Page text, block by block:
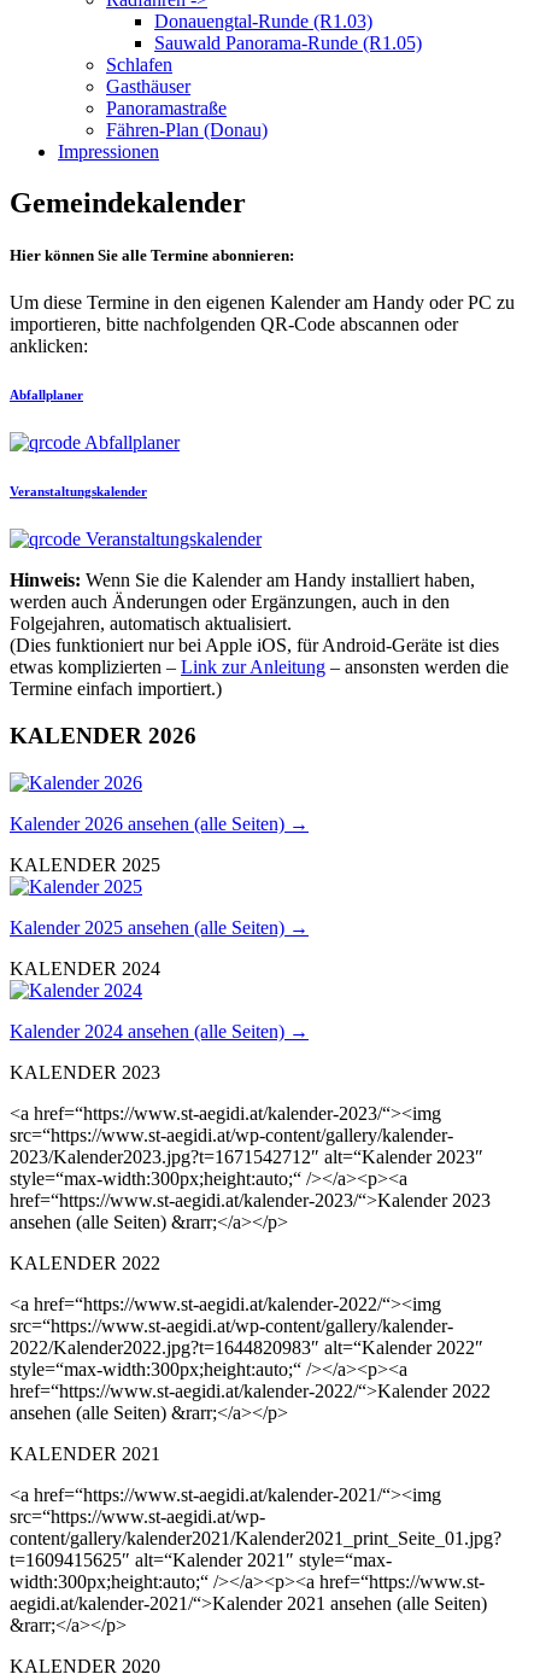
Donauengtal-Runde (R1.03)
Sauwald Panorama-Runde (R1.05)
Schlafen
Gasthäuser
Panoramastraße
Fähren-Plan (Donau)
Impressionen
Gemeindekalender
Hier können Sie alle Termine abonnieren:
Um diese Termine in den eigenen Kalender am Handy oder PC zu
importieren, bitte nachfolgenden QR-Code abscannen oder
anklicken:
Abfallplaner
Veranstaltungskalender
Hinweis: Wenn Sie die Kalender am Handy installiert haben,
werden auch Änderungen oder Ergänzungen, auch in den
Folgejahren, automatisch aktualisiert.
(Dies funktioniert nur bei Apple iOS, für Android-Geräte ist dies
etwas komplizierten – Link zur Anleitung – ansonsten werden die
Termine einfach importiert.)
KALENDER 2026
Kalender 2026 ansehen (alle Seiten) →
KALENDER 2025
Kalender 2025 ansehen (alle Seiten) →
KALENDER 2024
Kalender 2024 ansehen (alle Seiten) →
KALENDER 2023
<a href=“https://www.st-aegidi.at/kalender-2023/“><img
src=“https://www.st-aegidi.at/wp-content/gallery/kalender-
2023/Kalender2023.jpg?t=1671542712″ alt=“Kalender 2023″
style=“max-width:300px;height:auto;“ /></a><p><a
href=“https://www.st-aegidi.at/kalender-2023/“>Kalender 2023
ansehen (alle Seiten) &rarr;</a></p>
KALENDER 2022
<a href=“https://www.st-aegidi.at/kalender-2022/“><img
src=“https://www.st-aegidi.at/wp-content/gallery/kalender-
2022/Kalender2022.jpg?t=1644820983″ alt=“Kalender 2022″
style=“max-width:300px;height:auto;“ /></a><p><a
href=“https://www.st-aegidi.at/kalender-2022/“>Kalender 2022
ansehen (alle Seiten) &rarr;</a></p>
KALENDER 2021
<a href=“https://www.st-aegidi.at/kalender-2021/“><img
src=“https://www.st-aegidi.at/wp-
content/gallery/kalender2021/Kalender2021_print_Seite_01.jpg?
t=1609415625″ alt=“Kalender 2021″ style=“max-
width:300px;height:auto;“ /></a><p><a href=“https://www.st-
aegidi.at/kalender-2021/“>Kalender 2021 ansehen (alle Seiten)
&rarr;</a></p>
KALENDER 2020